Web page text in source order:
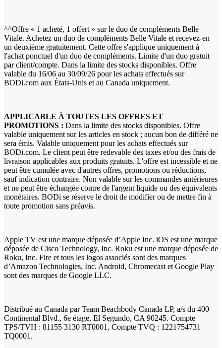
^^Offre « 1 acheté, 1 offert » sur le duo de compléments Belle
Vitale. Achetez un duo de compléments Belle Vitale et recevez-en
un deuxième gratuitement. Cette offre s'applique uniquement à
l'achat ponctuel d'un duo de compléments. Limite d'un duo gratuit
par client/compte. Dans la limite des stocks disponibles. Offre
valable du 16/06 au 30/09/26 pour les achats effectués sur
BODi.com aux États-Unis et au Canada uniquement.
APPLICABLE À TOUTES LES OFFRES ET
PROMOTIONS : Dans la limite des stocks disponibles. Offre
valable uniquement sur les articles en stock ; aucun bon de différé ne
sera émis. Valable uniquement pour les achats effectués sur
BODi.com. Le client peut être redevable des taxes et/ou des frais de
livraison applicables aux produits gratuits. L'offre est incessible et ne
peut être cumulée avec d'autres offres, promotions ou réductions,
sauf indication contraire. Non valable sur les commandes antérieures
et ne peut être échangée contre de l'argent liquide ou des équivalents
monétaires. BODi se réserve le droit de modifier ou de mettre fin à
toute promotion sans préavis.
Apple TV est une marque déposée d’Apple Inc. iOS est une marque
déposée de Cisco Technology, Inc. Roku est une marque déposée de
Roku, Inc. Fire et tous les logos associés sont des marques
d’Amazon Technologies, Inc. Android, Chromecast et Google Play
sont des marques de Google LLC.
Distribué au Canada par Team Beachbody Canada LP, a/s du 400
Continental Blvd., 6e étage, El Segundo, CA 90245. Compte
TPS/TVH : 81155 3130 RT0001, Compte TVQ : 1221754731
TQ0001.